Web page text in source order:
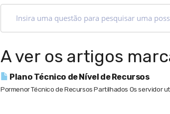
A ver os artigos
Plano Técnico de Nível de Recursos
Pormenor Técnico de Recursos Partilhados Os servidor